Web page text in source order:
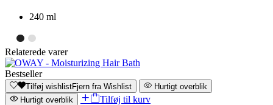
240 ml
Relaterede varer
Bestseller
Tilføj wishlistFjern fra Wishlist
Hurtigt overblik
Hurtigt overblik
Tilføj til kurv